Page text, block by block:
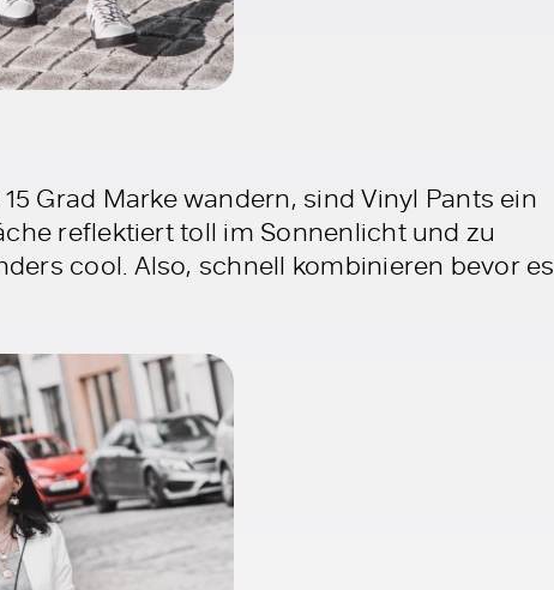
Grad Marke wandern, sind Vinyl Pants ein
reflektiert toll im Sonnenlicht und zu
cool. Also, schnell kombinieren bevor es